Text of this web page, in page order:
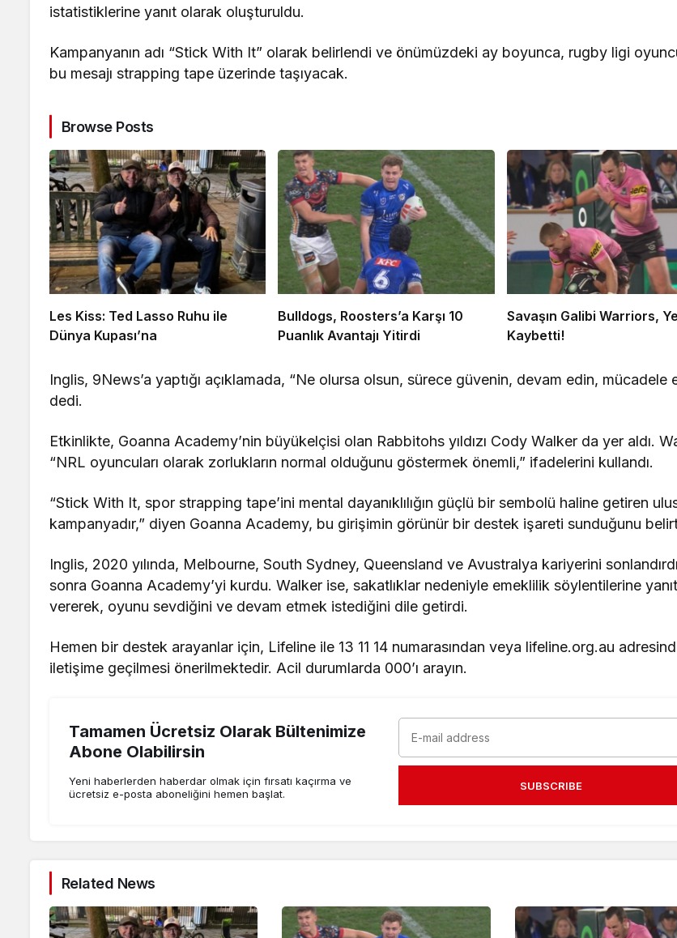
istatistiklerine yanıt olarak oluşturuldu.
Kampanyanın adı “Stick With It” olarak belirlendi ve önümüzdeki ay boyunca, rugby ligi
bu mesajı strapping tape üzerinde taşıyacak.
Browse Posts
Les Kiss: Ted Lasso Ruhu ile
Dünya Kupası’na
Bulldogs, Roosters’a Karşı 10
Puanlık Avantajı Yitirdi
Savaşın Galibi Warriors,
Kaybetti!
Inglis, 9News’a yaptığı açıklamada, “Ne olursa olsun, sürece güvenin, devam edin, mücadele
dedi.
Etkinlikte, Goanna Academy’nin büyükelçisi olan Rabbitohs yıldızı Cody Walker da yer aldı.
“NRL oyuncuları olarak zorlukların normal olduğunu göstermek önemli,” ifadelerini kullandı.
“Stick With It, spor strapping tape’ini mental dayanıklılığın güçlü bir sembolü haline getiren
kampanyadır,” diyen Goanna Academy, bu girişimin görünür bir destek işareti sunduğunu
Inglis, 2020 yılında, Melbourne, South Sydney, Queensland ve Avustralya kariyerini
sonra Goanna Academy’yi kurdu. Walker ise, sakatlıklar nedeniyle emeklilik söylentilerine yanıt
vererek, oyunu sevdiğini ve devam etmek istediğini dile getirdi.
Hemen bir destek arayanlar için, Lifeline ile 13 11 14 numarasından veya lifeline.org.au
iletişime geçilmesi önerilmektedir. Acil durumlarda 000’ı arayın.
Tamamen Ücretsiz Olarak Bültenimize
Abone Olabilirsin
Yeni haberlerden haberdar olmak için fırsatı kaçırma ve
ücretsiz e-posta aboneliğini hemen başlat.
SUBSCRIBE
Related News